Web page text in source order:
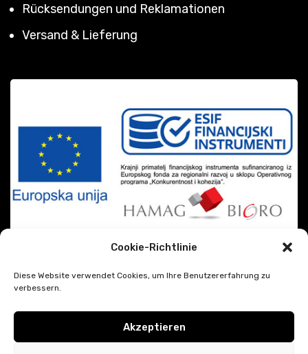
Cookie-Richtlinie
Diese Website verwendet Cookies, um Ihre Benutzererfahrung zu
verbessern.
Akzeptieren
Rücksendungen und Reklamationen
Versand & Lieferung
DiSiMi? 2026 CREATED BYJAVESCRIPT|Google Datenschutz und